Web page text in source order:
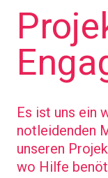
Es ist uns ein
notleidenden
unseren
wo Hilfe